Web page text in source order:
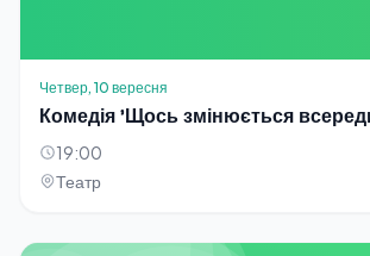
Четвер, 10 вересня
Комедія 'Щось змінюється
19:00
Театр